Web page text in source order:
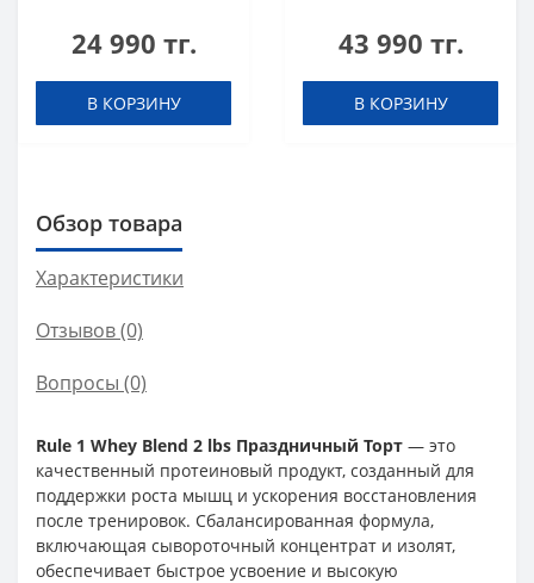
454 g
24 990 тг.
В КОРЗИНУ
43 990 тг.
В КОРЗИНУ
Обзор товара
Характеристики
Отзывов (0)
Вопросы (0)
Rule 1 Whey Blend 2 lbs Праздничный Торт — это
качественный протеиновый продукт, созданный для
поддержки роста мышц и ускорения восстановления
после тренировок. Сбалансированная формула,
включающая сывороточный концентрат и изолят,
обеспечивает быстрое усвоение и высокую